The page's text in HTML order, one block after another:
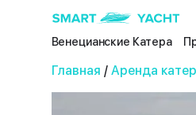
Венецианские Катера
Главная / Аренда